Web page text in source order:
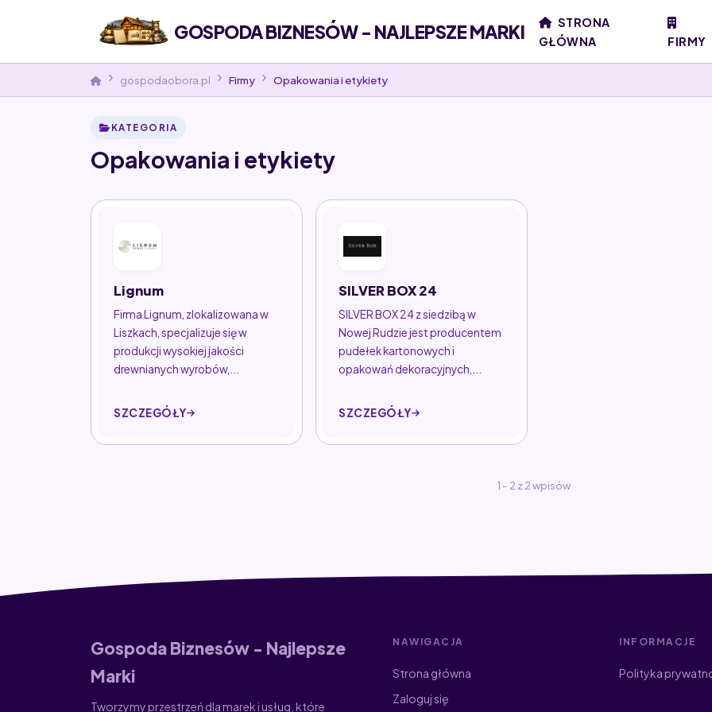
GOSPODA BIZNESÓW - NAJLEPSZE MARKI
STRONA
GŁÓWNA
FIRMY
gospodaobora.pl Firmy Opakowania i etykiety
KATEGORIA
Opakowania i etykiety
Lignum
Firma Lignum, zlokalizowana w
Liszkach, specjalizuje się w
produkcji wysokiej jakości
drewnianych wyrobów,...
SZCZEGÓŁY
SILVER BOX 24
SILVER BOX 24 z siedzibą w
Nowej Rudzie jest producentem
pudełek kartonowych i
opakowań dekoracyjnych,...
SZCZEGÓŁY
1 - 2 z 2 wpisów
Gospoda Biznesów - Najlepsze
Marki
Tworzymy przestrzeń dla marek i usług, które
NAWIGACJA
Strona główna
Zaloguj się
INFORMACJE
Polityka